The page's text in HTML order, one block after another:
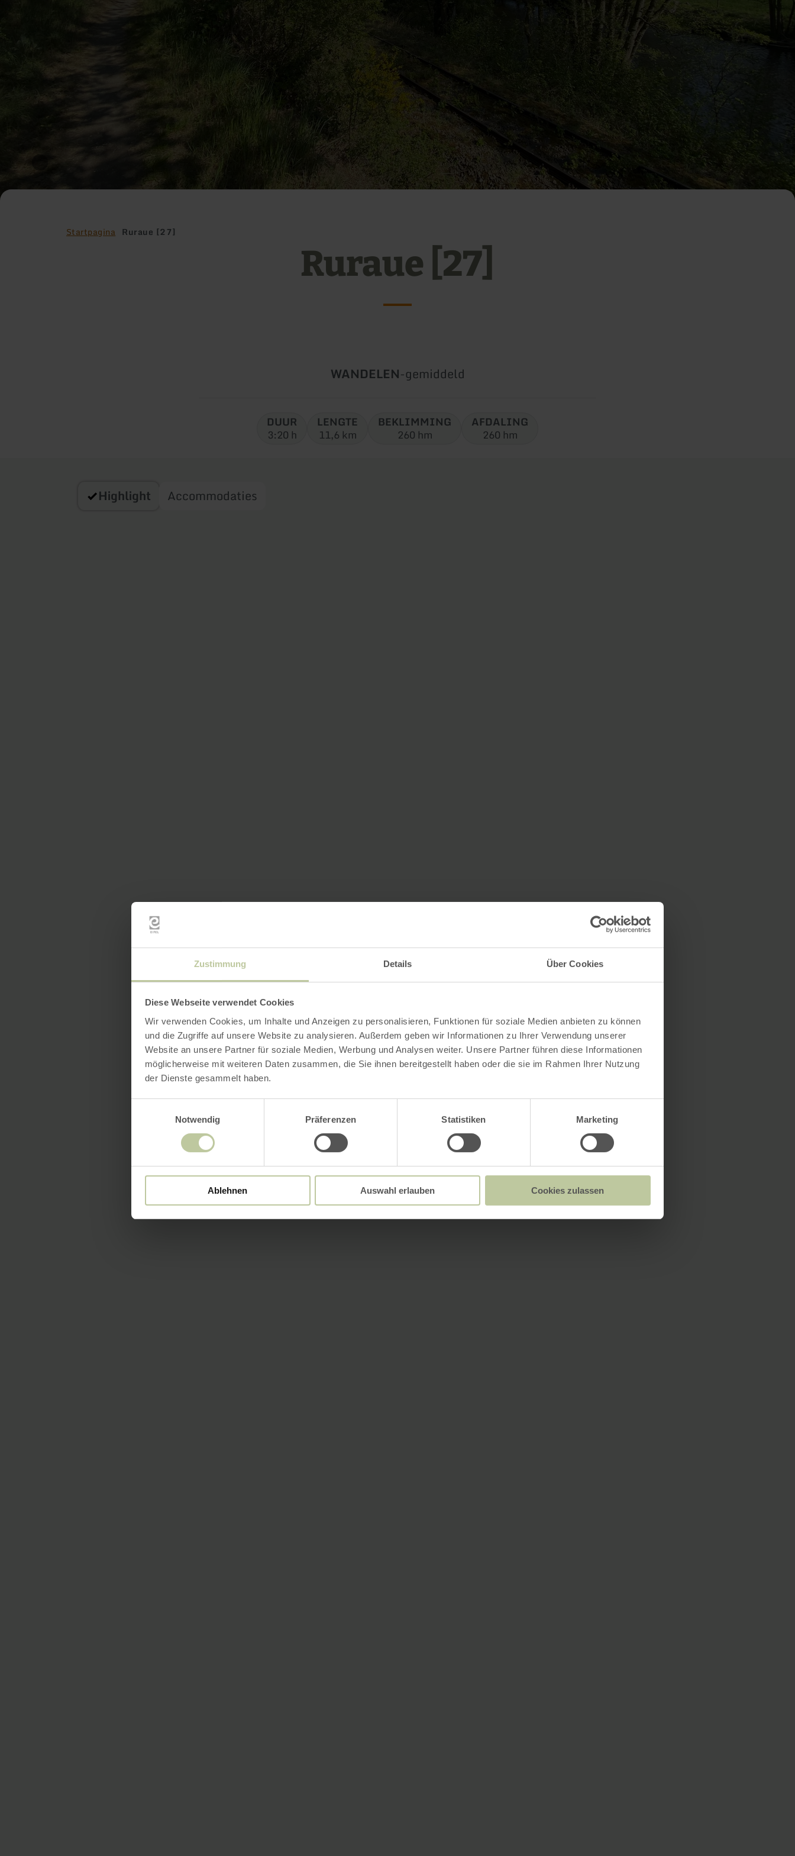
Zustimmung Details Über Cookies
Diese Webseite verwendet Cookies
Wir verwenden Cookies, um Inhalte und Anzeigen zu personalisieren, Funktionen für soziale Medien anbieten zu können
und die Zugriffe auf unsere Website zu analysieren. Außerdem geben wir Informationen zu Ihrer Verwendung unserer
Website an unsere Partner für soziale Medien, Werbung und Analysen weiter. Unsere Partner führen diese Informationen
möglicherweise mit weiteren Daten zusammen, die Sie ihnen bereitgestellt haben oder die sie im Rahmen Ihrer Nutzung
der Dienste gesammelt haben.
Notwendig
Präferenzen Statistiken Marketing
Ablehnen Auswahl erlauben Cookies zulassen
Startpagina Ruraue [27]
Ruraue [27]
Soort
WANDELEN-Moeilijkheidsgraad:
gemiddeld
DUUR
3:20 h
LENGTE
11,6 km
BEKLIMMING
260 hm
AFDALING
260 hm
Highlight Accommodaties